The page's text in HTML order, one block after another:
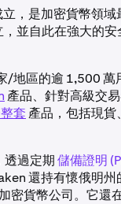
，是加密貨幣領
並自此在強大的
/地區的逾 1,500
產品、針對高級交
套 產品，包括現
透過定期儲備證明
還持有懷俄明州
密貨幣公司。它還